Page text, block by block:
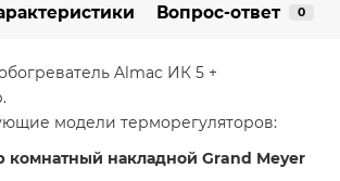
Вопрос-ответ 0
Almac ИК 5 +
модели терморегуляторов:
комнатный накладной Grand Meyer